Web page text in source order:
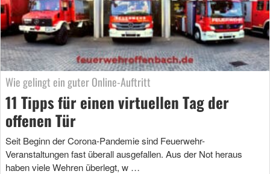
Wie gelingt ein guter Online-Auftritt
11 Tipps für einen virtuellen Tag der
offenen Tür
Seit Beginn der Corona-Pandemie sind Feuerwehr-
Veranstaltungen fast überall ausgefallen. Aus der Not heraus
haben viele Wehren überlegt, w …